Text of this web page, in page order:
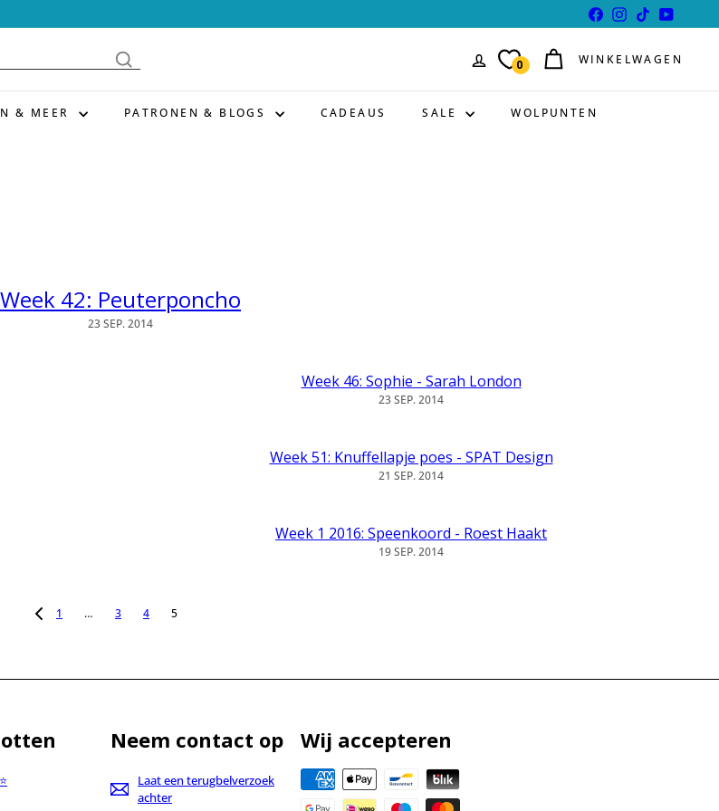
FacebookInstagram
TikTokYouTube
0 WINKELWAGEN
& MEER PATRONEN & BLOGS CADEAUS SALE WOLPUNTEN
Week 42: Peuterponcho
23 SEP. 2014
Week 46: Sophie - Sarah London
23 SEP. 2014
Week 51: Knuffellapje poes - SPAT Design
21 SEP. 2014
Week 1 2016: Speenkoord - Roest Haakt
19 SEP. 2014
1 … 3 4 5
Neem contact op
Laat een terugbelverzoek
achter
Wij accepteren